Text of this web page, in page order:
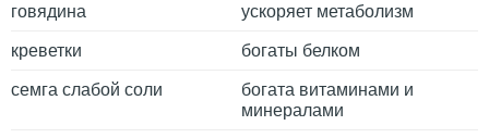
говядина ускоряет метаболизм
креветки богаты белком
семга слабой соли
богата витаминами и
минералами